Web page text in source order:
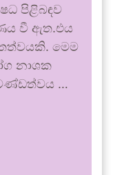
පිළිබඳව
වී ඇත.එය
මෙම
නාශක
…